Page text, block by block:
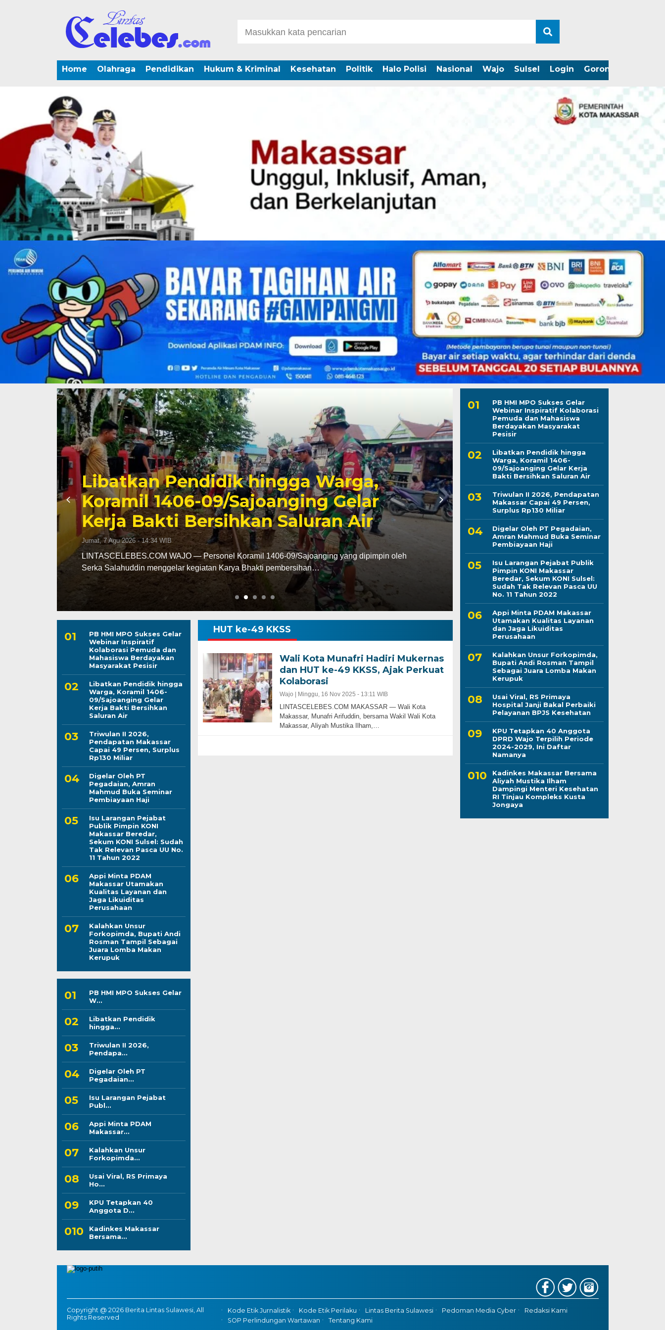
Home Olahraga Pendidikan Hukum & Kriminal Kesehatan Politik Halo Polisi Nasional Wajo Sulsel Login Gorontalo
Triwulan II 2026, Pendapatan Makassar
Capai 49 Persen, Surplus Rp130 Miliar
Jumat, 7 Agu 2026 - 13:24 WIB
LINTASCELEBES.COM MAKASSAR — Badan Pendapatan Daerah (Bapenda) Kota Makassar
mencatat kinerja pendapatan daerah pada triwulan II…
Kapolres Wajo
Maddukkelleng,
Mengabdi untuk
Jumat, 7 Agu 2026 - 08:42 WIB
LINTASCELEBES.COM WAJO — Mengawali tugas
Mahendrajaya menunjukkan penghormatan
PB HMI MPO Sukses Gelar
Webinar Inspiratif
Kolaborasi Pemuda dan
Mahasiswa Berdayakan
Masyarakat Pesisir
Libatkan Pendidik hingga
Warga, Koramil 1406-
09/Sajoanging Gelar
Kerja Bakti Bersihkan
Saluran Air
Triwulan II 2026,
Pendapatan Makassar
Capai 49 Persen, Surplus
Rp130 Miliar
Digelar Oleh PT
Pegadaian, Amran
Mahmud Buka Seminar
Pembiayaan Haji
Isu Larangan Pejabat
Publik Pimpin KONI
Makassar Beredar,
Sekum KONI Sulsel: Sudah
Tak Relevan Pasca UU No.
11 Tahun 2022
Appi Minta PDAM
Makassar Utamakan
Kualitas Layanan dan
Jaga Likuiditas
Perusahaan
Kalahkan Unsur
Forkopimda, Bupati Andi
Rosman Tampil Sebagai
Juara Lomba Makan
Kerupuk
PB HMI MPO Sukses Gelar
W...
Libatkan Pendidik
hingga...
Triwulan II 2026,
Pendapa...
Digelar Oleh PT
Pegadaian...
Isu Larangan Pejabat
Publ...
Appi Minta PDAM
Makassar...
Kalahkan Unsur
Forkopimda...
Usai Viral, RS Primaya
Ho...
KPU Tetapkan 40
Anggota D...
Kadinkes Makassar
Bersama...
HUT ke-49 KKSS
Wali Kota Munafri Hadiri Mukernas
dan HUT ke-49 KKSS, Ajak Perkuat
Kolaborasi
Wajo | Minggu, 16 Nov 2025 - 13:11 WIB
LINTASCELEBES.COM MAKASSAR — Wali Kota
Makassar, Munafri Arifuddin, bersama Wakil Wali Kota
Makassar, Aliyah Mustika Ilham,…
PB HMI MPO Sukses Gelar
Webinar Inspiratif Kolaborasi
Pemuda dan Mahasiswa
Berdayakan Masyarakat
Pesisir
Libatkan Pendidik hingga
Warga, Koramil 1406-
09/Sajoanging Gelar Kerja
Bakti Bersihkan Saluran Air
Triwulan II 2026, Pendapatan
Makassar Capai 49 Persen,
Surplus Rp130 Miliar
Digelar Oleh PT Pegadaian,
Amran Mahmud Buka Seminar
Pembiayaan Haji
Isu Larangan Pejabat Publik
Pimpin KONI Makassar
Beredar, Sekum KONI Sulsel:
Sudah Tak Relevan Pasca UU
No. 11 Tahun 2022
Appi Minta PDAM Makassar
Utamakan Kualitas Layanan
dan Jaga Likuiditas
Perusahaan
Kalahkan Unsur Forkopimda,
Bupati Andi Rosman Tampil
Sebagai Juara Lomba Makan
Kerupuk
Usai Viral, RS Primaya
Hospital Janji Bakal Perbaiki
Pelayanan BPJS Kesehatan
KPU Tetapkan 40 Anggota
DPRD Wajo Terpilih Periode
2024-2029, Ini Daftar
Namanya
Kadinkes Makassar Bersama
Aliyah Mustika Ilham
Dampingi Menteri Kesehatan
RI Tinjau Kompleks Kusta
Jongaya
Copyright @ 2026 Berita Lintas Sulawesi, All
Rights Reserved
Kode Etik Jurnalistik Kode Etik Perilaku Lintas Berita Sulawesi Pedoman Media Cyber
Redaksi Kami
SOP Perlindungan Wartawan
Tentang Kami